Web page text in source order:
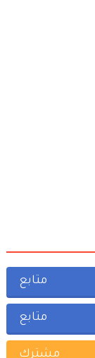
متابع
متابع
مشترك